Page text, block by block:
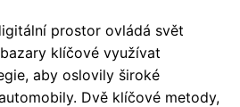
prostor ovládá svět
klíčové využívat
aby oslovily široké
Dvě klíčové metody,